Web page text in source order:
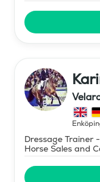
Dressage Trainer
Horse Sales and